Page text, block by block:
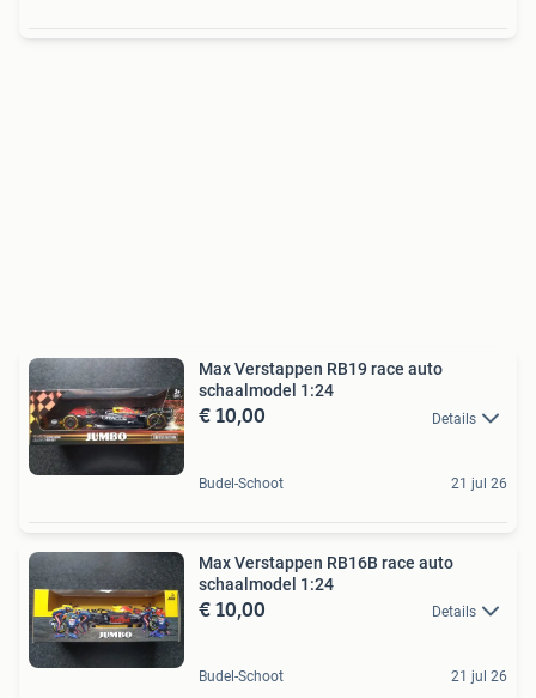
Max Verstappen RB19 race auto
schaalmodel 1:24
€ 10,00 Details
Budel-Schoot 21 jul 26
Max Verstappen RB16B race auto
schaalmodel 1:24
€ 10,00 Details
Budel-Schoot 21 jul 26